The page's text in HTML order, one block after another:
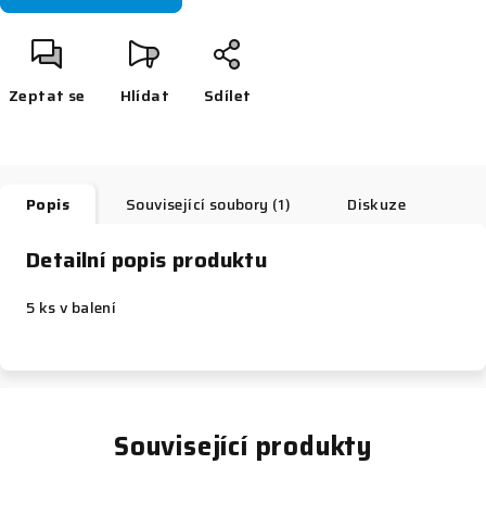
Zeptat se Hlídat Sdílet
Popis Související soubory (1) Diskuze
Detailní popis produktu
5 ks v balení
Související produkty